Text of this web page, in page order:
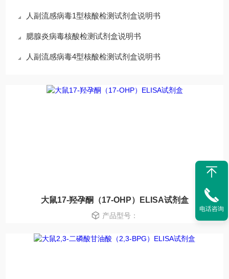
人副流感病毒1型核酸检测试剂盒说明书
腮腺炎病毒核酸检测试剂盒说明书
人副流感病毒4型核酸检测试剂盒说明书
大鼠17-羟孕酮（17-OHP）ELISA试剂盒
产品型号：
电话咨询